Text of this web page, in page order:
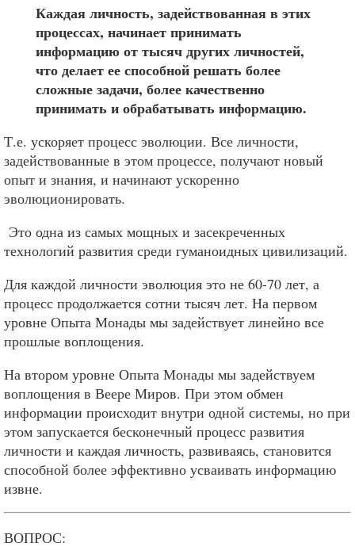
Каждая личность, задействованная в этих
процессах, начинает принимать
информацию от тысяч других личностей,
что делает ее способной решать более
сложные задачи, более качественно
принимать и обрабатывать информацию.
Т.е. ускоряет процесс эволюции. Все личности,
задействованные в этом процессе, получают новый
опыт и знания, и начинают ускоренно
эволюционировать.
Это одна из самых мощных и засекреченных
технологий развития среди гуманоидных цивилизаций.
Для каждой личности эволюция это не 60-70 лет, а
процесс продолжается сотни тысяч лет. На первом
уровне Опыта Монады мы задействует линейно все
прошлые воплощения.
На втором уровне Опыта Монады мы задействуем
воплощения в Веере Миров. При этом обмен
информации происходит внутри одной системы, но при
этом запускается бесконечный процесс развития
личности и каждая личность, развиваясь, становится
способной более эффективно усваивать информацию
извне.
ВОПРОС: